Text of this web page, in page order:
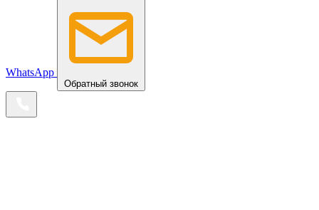
WhatsApp
Обратный звонок